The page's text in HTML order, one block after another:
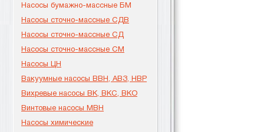
Насосы бумажно-массные БМ
Насосы сточно-массные СДВ
Насосы сточно-массные СД
Насосы сточно-массные СМ
Насосы ЦН
Вакуумные насосы ВВН, АВЗ, НВР
Вихревые насосы ВК, ВКС, ВКО
Винтовые насосы МВН
Насосы химические